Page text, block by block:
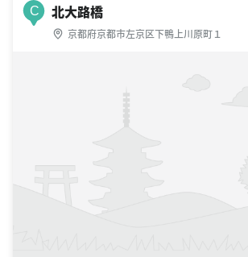
C 北大路橋
京都府京都市左京区下鴨上川原町１